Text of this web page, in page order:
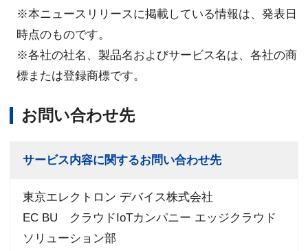
※本ニュースリリースに掲載している情報は、発表日
時点のものです。
※各社の社名、製品名およびサービス名は、各社の商
標または登録商標です。
お問い合わせ先
サービス内容に関するお問い合わせ先
東京エレクトロン デバイス株式会社
EC BU クラウドIoTカンパニー エッジクラウド
ソリューション部